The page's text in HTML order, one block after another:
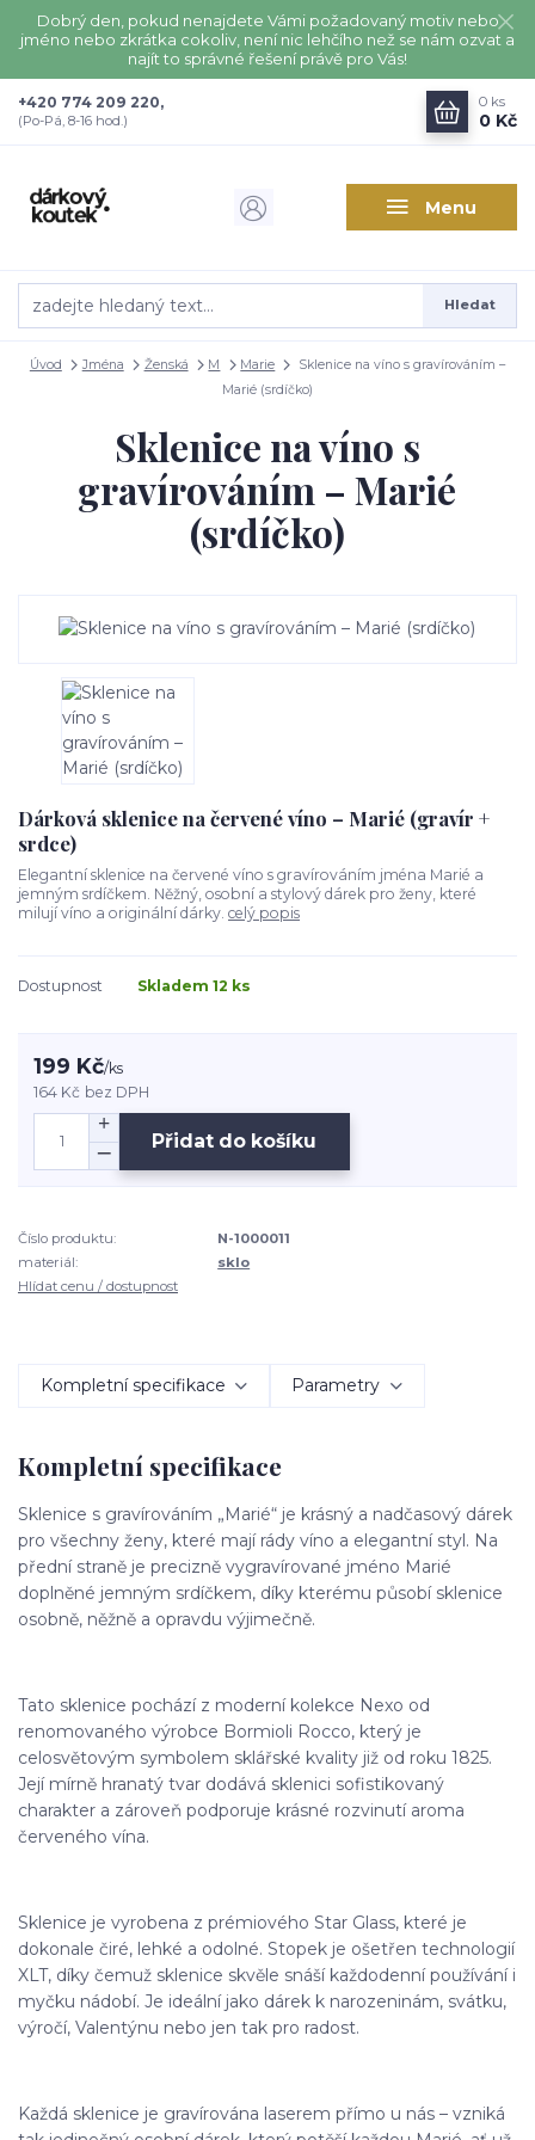
Dobrý den, pokud nenajdete Vámi požadovaný motiv nebo
jméno nebo zkrátka cokoliv, není nic lehčího než se nám ozvat a
najít to správné řešení právě pro Vás!
Menu
Hledat
+420 774 209 220,
(Po-Pá, 8-16 hod.)
0 ks
0 Kč
Úvod Jména Ženská M Marie
Sklenice na víno s gravírováním –
Marié (srdíčko)
Sklenice na víno s
gravírováním – Marié
(srdíčko)
Dárková sklenice na červené víno – Marié (gravír +
srdce)
Elegantní sklenice na červené víno s gravírováním jména Marié a
jemným srdíčkem. Něžný, osobní a stylový dárek pro ženy, které
milují víno a originální dárky. celý popis
Dostupnost Skladem 12 ks
199 Kč/ks
164 Kč bez DPH
Přidat do košíku
Číslo produktu:
N-1000011
materiál:
sklo
Hlídat cenu / dostupnost
Kompletní specifikace Parametry
Kompletní specifikace
Sklenice s gravírováním „Marié“ je krásný a nadčasový dárek
pro všechny ženy, které mají rády víno a elegantní styl. Na
přední straně je precizně vygravírované jméno Marié
doplněné jemným srdíčkem, díky kterému působí sklenice
osobně, něžně a opravdu výjimečně.
Tato sklenice pochází z moderní kolekce Nexo od
renomovaného výrobce Bormioli Rocco, který je
celosvětovým symbolem sklářské kvality již od roku 1825.
Její mírně hranatý tvar dodává sklenici sofistikovaný
charakter a zároveň podporuje krásné rozvinutí aroma
červeného vína.
Sklenice je vyrobena z prémiového Star Glass, které je
dokonale čiré, lehké a odolné. Stopek je ošetřen technologií
XLT, díky čemuž sklenice skvěle snáší každodenní používání i
myčku nádobí. Je ideální jako dárek k narozeninám, svátku,
výročí, Valentýnu nebo jen tak pro radost.
Každá sklenice je gravírována laserem přímo u nás – vzniká